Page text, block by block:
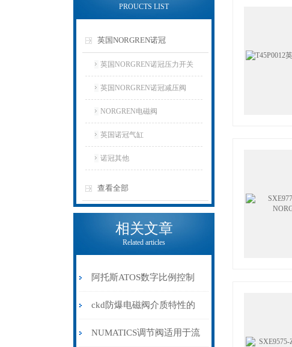
PROUCTS LIST
英国NORGREN诺冠
英国NORGREN诺冠压力开关
英国NORGREN诺冠减压阀
NORGREN电磁阀
英国诺冠气缸
诺冠其他
查看全部
相关文章
Related articles
阿托斯ATOS数字比例控制
阀技术原理基础应用
ckd防爆电磁阀介质特性的
相关介绍
NUMATICS调节阀适用于流